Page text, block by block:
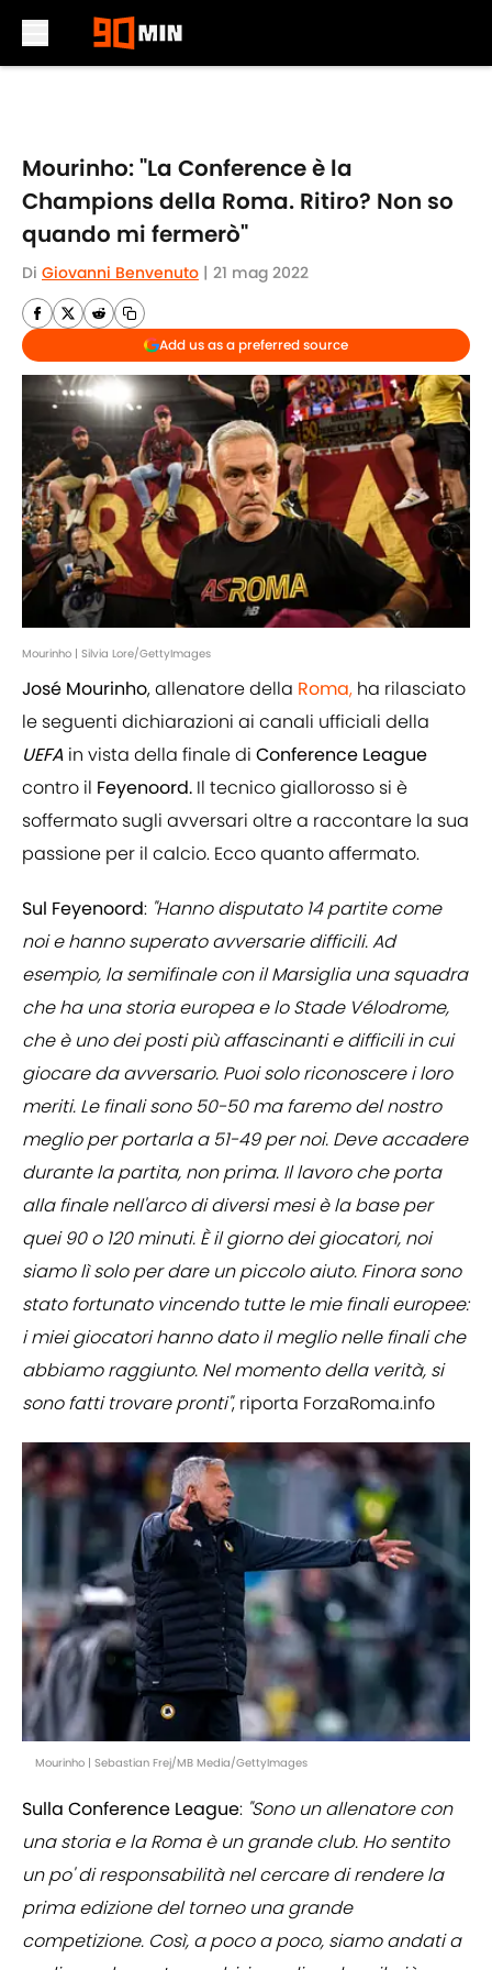
Mourinho: "La Conference è la
Champions della Roma. Ritiro? Non so
quando mi fermerò"
Di Giovanni Benvenuto | 21 mag 2022
Add us as a preferred source
Mourinho | Silvia Lore/GettyImages
José Mourinho, allenatore della Roma, ha rilasciato
le seguenti dichiarazioni ai canali ufficiali della
UEFA in vista della finale di Conference League
contro il Feyenoord. Il tecnico giallorosso si è
soffermato sugli avversari oltre a raccontare la sua
passione per il calcio. Ecco quanto affermato.
Sul Feyenoord: "Hanno disputato 14 partite come
noi e hanno superato avversarie difficili. Ad
esempio, la semifinale con il Marsiglia una squadra
che ha una storia europea e lo Stade Vélodrome,
che è uno dei posti più affascinanti e difficili in cui
giocare da avversario. Puoi solo riconoscere i loro
meriti. Le finali sono 50-50 ma faremo del nostro
meglio per portarla a 51-49 per noi. Deve accadere
durante la partita, non prima. Il lavoro che porta
alla finale nell'arco di diversi mesi è la base per
quei 90 o 120 minuti. È il giorno dei giocatori, noi
siamo lì solo per dare un piccolo aiuto. Finora sono
stato fortunato vincendo tutte le mie finali europee:
i miei giocatori hanno dato il meglio nelle finali che
abbiamo raggiunto. Nel momento della verità, si
sono fatti trovare pronti", riporta ForzaRoma.info
Mourinho | Sebastian Frej/MB Media/GettyImages
Sulla Conference League: "Sono un allenatore con
una storia e la Roma è un grande club. Ho sentito
un po' di responsabilità nel cercare di rendere la
prima edizione del torneo una grande
competizione. Così, a poco a poco, siamo andati a